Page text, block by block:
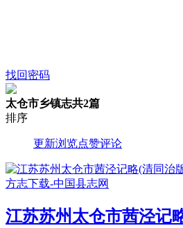
找回密码
太仓市乡镇志共2篇
排序
更新浏览点赞评论
江苏苏州太仓市茜泾记